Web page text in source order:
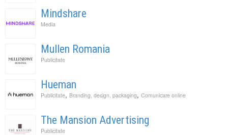
Mindshare
Media
Mullen Romania
Publicitate
Hueman
Publicitate, Branding, design, packaging, Comunicare online
The Mansion Advertising
Publicitate